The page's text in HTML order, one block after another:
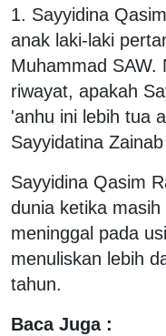
1. Sayyidina
anak laki-laki
Muhammad SAW.
riwayat, apakah
'anhu ini lebih tua
Sayyidatina
Sayyidina Qasim
dunia ketika
meninggal pada
menuliskan lebih
tahun.
Baca Juga :